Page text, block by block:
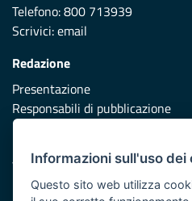
Telefono: 800 713939
Scrivici:email
Redazione
Presentazione
Responsabili di pubblicazione
Vai al sito di Protezione Civile
Informazioni sull'uso dei
Questo sito web utilizza